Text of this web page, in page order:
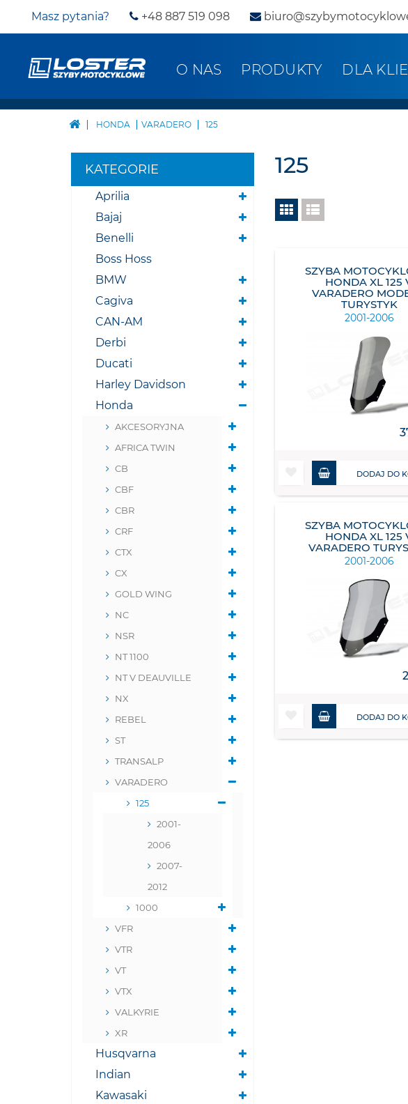
Masz pytania? +48 887 519 098
O NAS PRODUKTY DLA
HONDA VARADERO 125
KATEGORIE
Aprilia
Bajaj
Benelli
Boss Hoss
BMW
Cagiva
CAN-AM
Derbi
Ducati
Harley Davidson
Honda
AKCESORYJNA
AFRICA TWIN
CB
CBF
CBR
CRF
CTX
CX
GOLD WING
NC
NSR
NT 1100
NT V DEAUVILLE
NX
REBEL
ST
TRANSALP
VARADERO
125
2001-
2006
2007-
2012
1000
VFR
VTR
VT
VTX
VALKYRIE
XR
Husqvarna
Indian
Kawasaki
125
SZYBA
HONDA XL 125
VARADERO
TURYSTYK
2001-2006
DODAJ DO
SZYBA
HONDA XL 125
VARADERO
2001-2006
DODAJ DO